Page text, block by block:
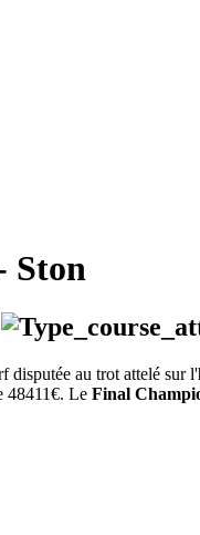
Ston
disputée au trot attelé sur l'
48411€. Le Final